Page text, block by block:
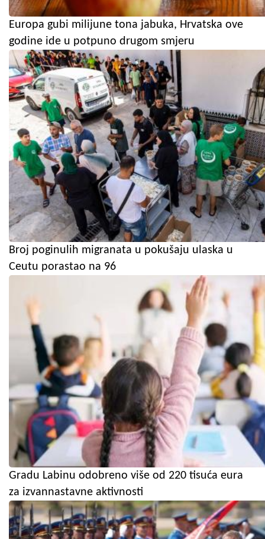
Europa gubi milijune tona jabuka, Hrvatska ove
godine ide u potpuno drugom smjeru
Broj poginulih migranata u pokušaju ulaska u
Ceutu porastao na 96
Gradu Labinu odobreno više od 220 tisuća eura
za izvannastavne aktivnosti